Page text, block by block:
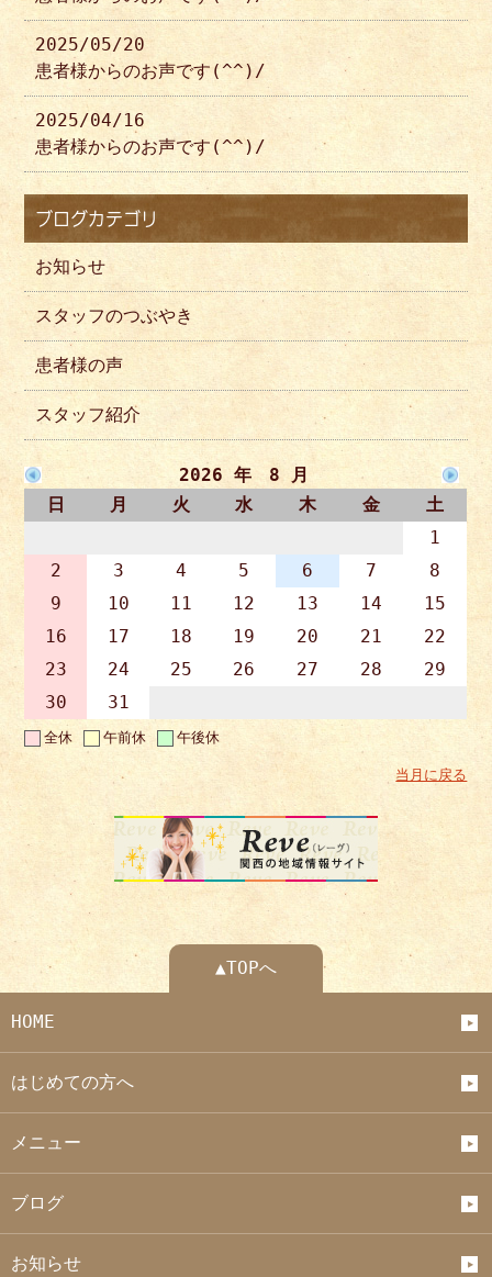
2025/05/20
患者様からのお声です(^^)/
2025/04/16
患者様からのお声です(^^)/
ブログカテゴリ
お知らせ
スタッフのつぶやき
患者様の声
スタッフ紹介
2026 年 8 月
日
月 火 水 木 金
土
1
2
3 4 5 6 7
8
9
10 11 12 13 14
15
16
17 18 19 20 21
22
23
24 25 26 27 28
29
30
31
全休 午前休 午後休
当月に戻る
▲TOPへ
HOME
はじめての方へ
メニュー
ブログ
お知らせ